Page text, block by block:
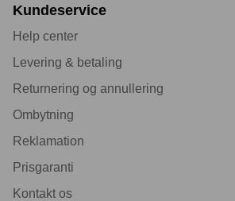
Kundeservice
Help center
Levering & betaling
Returnering og annullering
Ombytning
Reklamation
Prisgaranti
Kontakt os